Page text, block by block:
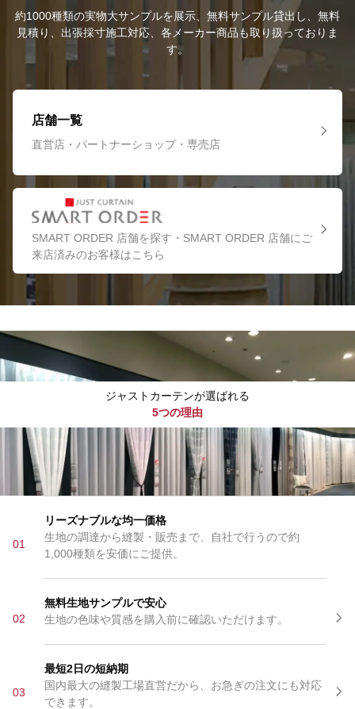
約1000種類の実物大サンプルを展示、無料サンプル貸出し、無料
見積り、出張採寸施工対応、各メーカー商品も取り扱っておりま
す。
店舗一覧
直営店・パートナーショップ・専売店
SMART ORDER 店舗を探す・SMART ORDER 店舗にご
来店済みのお客様はこちら
ジャストカーテンが選ばれる
5つの理由
01
リーズナブルな均一価格
生地の調達から縫製・販売まで、自社で行うので約
1,000種類を安価にご提供。
02
無料生地サンプルで安心
生地の色味や質感を購入前に確認いただけます。
03
最短2日の短納期
国内最大の縫製工場直営だから、お急ぎの注文にも対応
できます。